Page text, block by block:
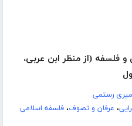
فلسفه (از منظر ابن عربی،
رستمی
، عرفان و تصوف،فلسفه اسلامی